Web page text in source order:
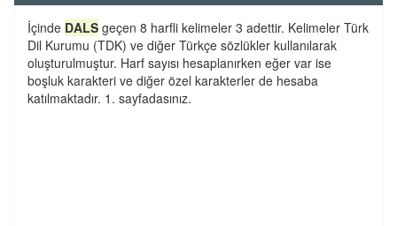
İçinde DALS geçen 8 harfli kelimeler 3 adettir. Kelimeler Türk
Dil Kurumu (TDK) ve diğer Türkçe sözlükler kullanılarak
oluşturulmuştur. Harf sayısı hesaplanırken eğer var ise
boşluk karakteri ve diğer özel karakterler de hesaba
katılmaktadır. 1. sayfadasınız.